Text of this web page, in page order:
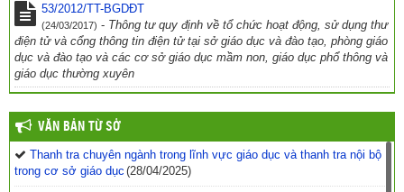
53/2012/TT-BGDĐT
(24/03/2017) - Thông tư quy định về tổ chức hoạt động, sử dụng thư
điện tử và cổng thông tin điện tử tại sở giáo dục và đào tạo, phòng giáo
dục và đào tạo và các cơ sở giáo dục mầm non, giáo dục phổ thông và
giáo dục thường xuyên
VĂN BẢN TỪ SỞ
Thanh tra chuyên ngành trong lĩnh vực giáo dục và thanh tra nội bộ
trong cơ sở giáo dục (28/04/2025)